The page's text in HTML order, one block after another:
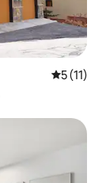
5 de uma
5 (11)